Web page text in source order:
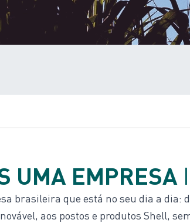
UMA EMPRESA
brasileira que está no seu dia a dia:
aos postos e produtos Shell,